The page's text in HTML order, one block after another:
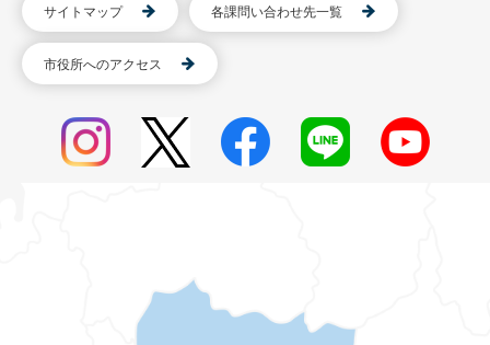
サイトマップ 各課問い合わせ先一覧
市役所へのアクセス